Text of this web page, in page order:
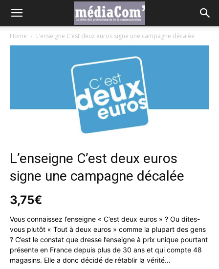
Home L’enseigne C’est deux euros signe une campagne décalée
L’enseigne C’est deux euros
signe une campagne décalée
3,75€
Vous connaissez l’enseigne « C’est deux euros » ? Ou dites-
vous plutôt « Tout à deux euros » comme la plupart des gens
? C’est le constat que dresse l’enseigne à prix unique pourtant
présente en France depuis plus de 30 ans et qui compte 48
magasins. Elle a donc décidé de rétablir la vérité…